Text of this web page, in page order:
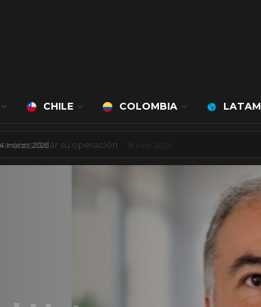
CHILE COLOMBIA LATAM
a cargo de Bert Milan 24 marzo, 2026